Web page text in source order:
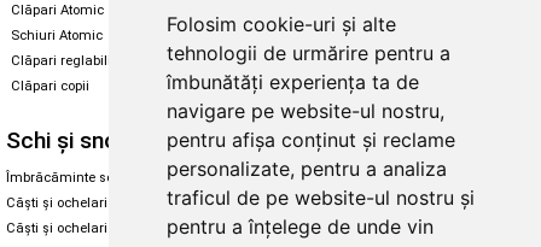
Folosim cookie-uri și alte
tehnologii de urmărire pentru a
îmbunătăți experiența ta de
navigare pe website-ul nostru,
pentru afișa conținut și reclame
personalizate, pentru a analiza
traficul de pe website-ul nostru și
pentru a înțelege de unde vin
Clăpari Atomic
Schiuri Atomic
Clăpari reglabili
Clăpari copii
Skate & longboard
Enuff Skateboards
Schi și snowboard
Îmbrăcăminte schi și snowboard
Căști și ochelari de iarnă
Căști și ochelari Alpina
Diverse
Cum aleg rolele
Cum aleg ochelarii
Ochelari de soare Oakley